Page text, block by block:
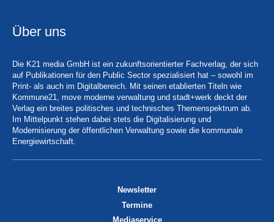
Über uns
Die K21 media GmbH ist ein zukunftsorientierter Fachverlag, der sich
auf Publikationen für den Public Sector spezialisiert hat – sowohl im
Print- als auch im Digitalbereich. Mit seinen etablierten Titeln wie
Kommune21, move moderne verwaltung und stadt+werk deckt der
Verlag ein breites politisches und technisches Themenspektrum ab.
Im Mittelpunkt stehen dabei stets die Digitalisierung und
Modernisierung der öffentlichen Verwaltung sowie die kommunale
Energiewirtschaft.
Newsletter
Termine
Mediaservice